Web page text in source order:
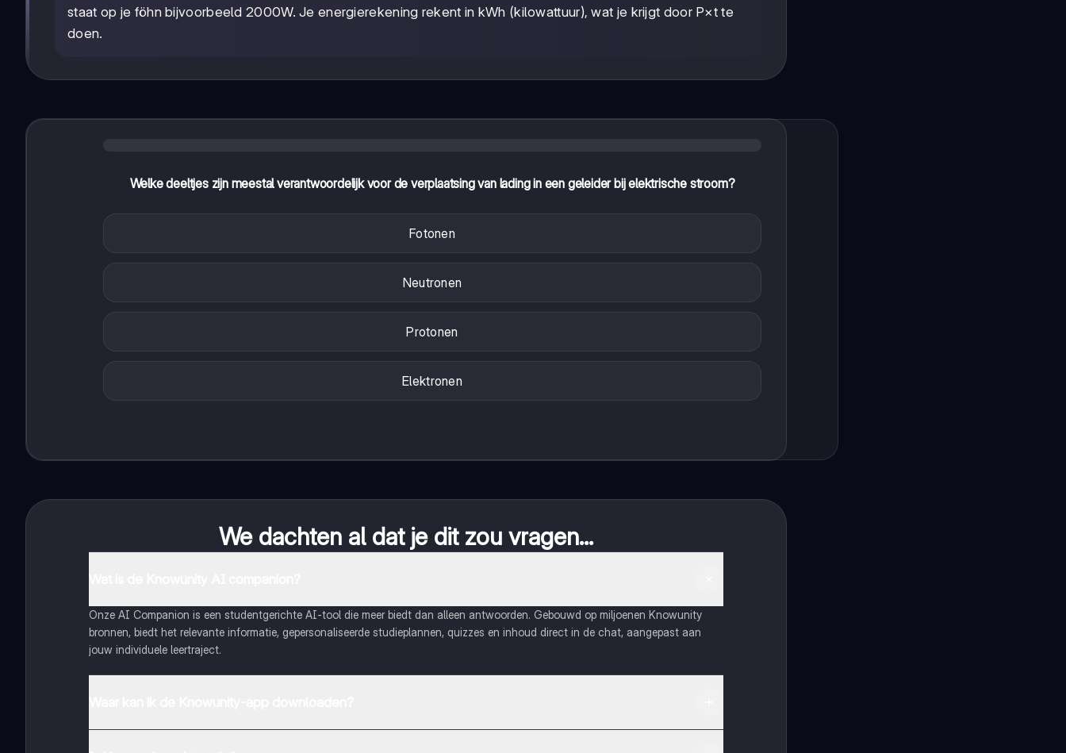
staat op je föhn bijvoorbeeld 2000W. Je energierekening rekent in kWh (kilowattuur), wat je krijgt door P×t te
doen.
Welke deeltjes zijn meestal verantwoordelijk voor de verplaatsing van lading in een geleider bij elektrische stroom?
Fotonen
Neutronen
Protonen
Elektronen
We dachten al dat je dit zou vragen...
Onze AI Companion is een studentgerichte AI-tool die meer biedt dan alleen antwoorden. Gebouwd op miljoenen Knowunity
bronnen, biedt het relevante informatie, gepersonaliseerde studieplannen, quizzes en inhoud direct in de chat, aangepast aan
jouw individuele leertraject.